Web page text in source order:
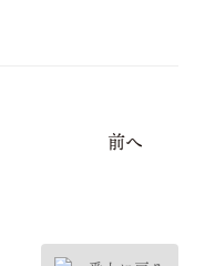
前へ